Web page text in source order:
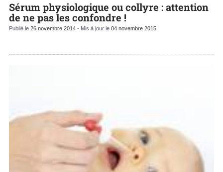
Sérum physiologique ou collyre : attention
de ne pas les confondre !
Publié le 26 novembre 2014 - Mis à jour le 04 novembre 2015